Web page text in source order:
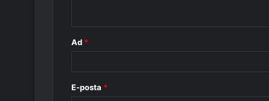
Ad *
E-posta *